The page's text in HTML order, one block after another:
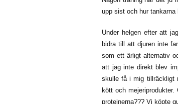
upp sist och hur tankarna
Under helgen efter att
bidra till att djuren inte
som ett ärligt alternativ
att jag inte direkt blev
skulle få i mig tillräckligt
kött och
proteinerna??? Vi köpte